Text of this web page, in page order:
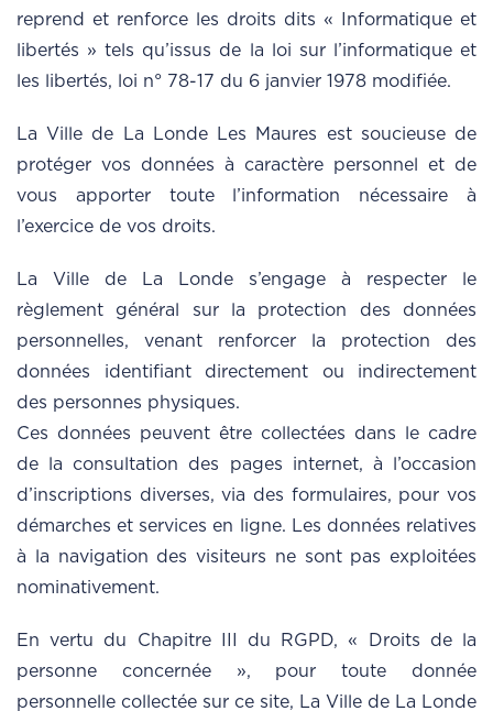
reprend et renforce les droits dits « Informatique et
libertés » tels qu’issus de la loi sur l’informatique et
les libertés, loi n° 78-17 du 6 janvier 1978 modifiée.
La Ville de La Londe Les Maures est soucieuse de
protéger vos données à caractère personnel et de
vous apporter toute l’information nécessaire à
l’exercice de vos droits.
La Ville de La Londe s’engage à respecter le
règlement général sur la protection des données
personnelles, venant renforcer la protection des
données identifiant directement ou indirectement
des personnes physiques.
Ces données peuvent être collectées dans le cadre
de la consultation des pages internet, à l’occasion
d’inscriptions diverses, via des formulaires, pour vos
démarches et services en ligne. Les données relatives
à la navigation des visiteurs ne sont pas exploitées
nominativement.
En vertu du Chapitre III du RGPD, « Droits de la
personne concernée », pour toute donnée
personnelle collectée sur ce site, La Ville de La Londe